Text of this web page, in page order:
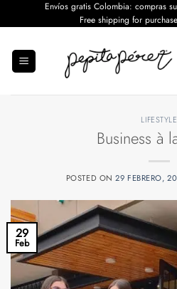
al
Envíos gratis Colombia: compras
Free shipping for
LIFESTYLE
Business à
POSTED ON29 FEBRERO,
29
Feb